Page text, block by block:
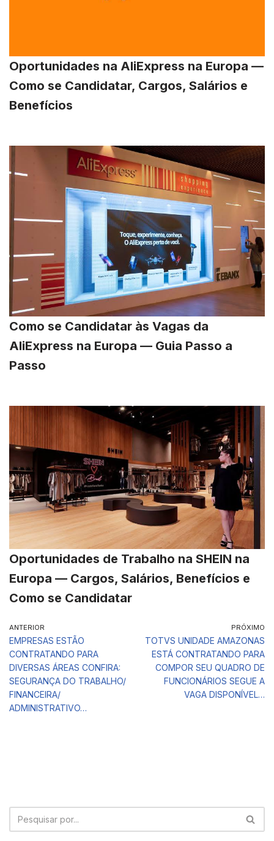
Oportunidades na AliExpress na Europa —
Como se Candidatar, Cargos, Salários e
Benefícios
Como se Candidatar às Vagas da
AliExpress na Europa — Guia Passo a
Passo
Oportunidades de Trabalho na SHEIN na
Europa — Cargos, Salários, Benefícios e
Como se Candidatar
ANTERIOR
EMPRESAS ESTÃO
CONTRATANDO PARA
DIVERSAS ÁREAS CONFIRA:
SEGURANÇA DO TRABALHO/
FINANCEIRA/
ADMINISTRATIVO…
PRÓXIMO
TOTVS UNIDADE AMAZONAS
ESTÁ CONTRATANDO PARA
COMPOR SEU QUADRO DE
FUNCIONÁRIOS SEGUE A
VAGA DISPONÍVEL…